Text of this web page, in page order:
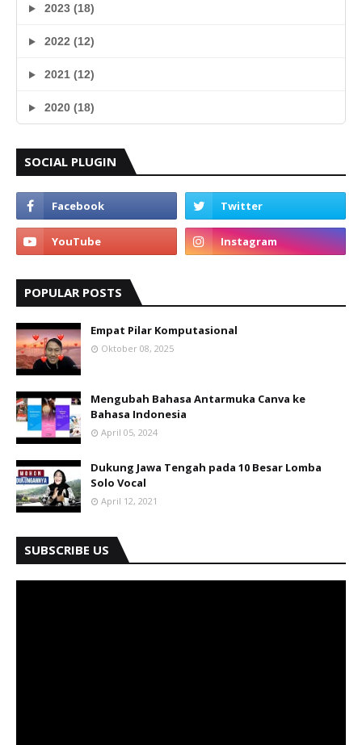
2023 (18)
2022 (12)
2021 (12)
2020 (18)
SOCIAL PLUGIN
POPULAR POSTS
Empat Pilar Komputasional
Oktober 08, 2025
Mengubah Bahasa Antarmuka Canva ke
Bahasa Indonesia
April 05, 2024
Dukung Jawa Tengah pada 10 Besar Lomba
Solo Vocal
April 12, 2021
SUBSCRIBE US